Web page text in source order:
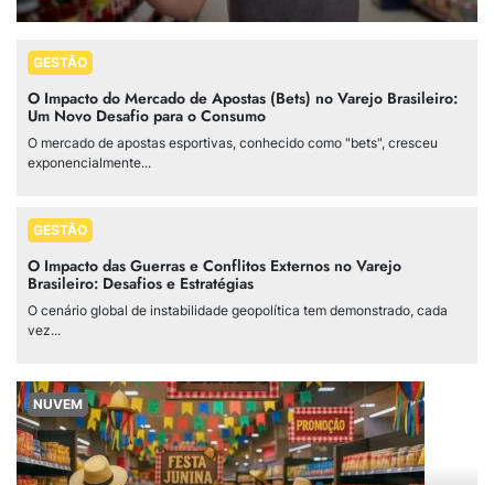
GESTÃO
O Impacto do Mercado de Apostas (Bets) no Varejo Brasileiro:
Um Novo Desafio para o Consumo
O mercado de apostas esportivas, conhecido como "bets", cresceu
exponencialmente...
GESTÃO
O Impacto das Guerras e Conflitos Externos no Varejo
Brasileiro: Desafios e Estratégias
O cenário global de instabilidade geopolítica tem demonstrado, cada
vez...
NUVEM